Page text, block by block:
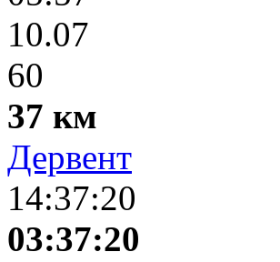
10.07
60
37 км
Дервент
14:37:20
03:37:20